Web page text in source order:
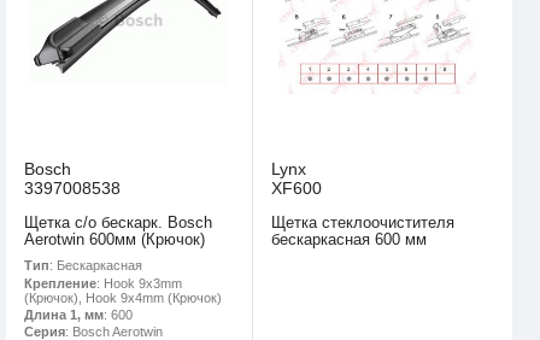
Bosch
3397008538
Щетка с/о бескарк. Bosch
Aerotwin 600мм (Крючок)
Тип: Бескаркасная
Крепление: Hook 9x3mm
(Крючок), Hook 9x4mm (Крючок)
Длина 1, мм: 600
Серия: Bosch Aerotwin
Lynx
XF600
Щетка стеклоочистителя
бескаркасная 600 мм